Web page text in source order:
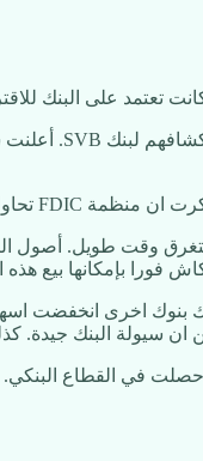
تعتمد على البنك
القطاع البنكي.